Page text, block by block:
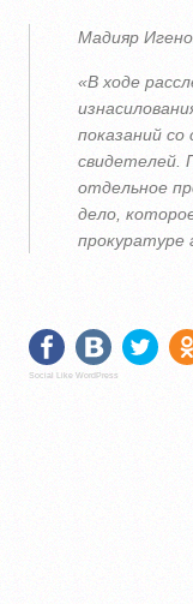
Мадияр
«В ходе
показаний
свидетелей.
отдельное
дело,
прокуратуре
Social Like WordPress